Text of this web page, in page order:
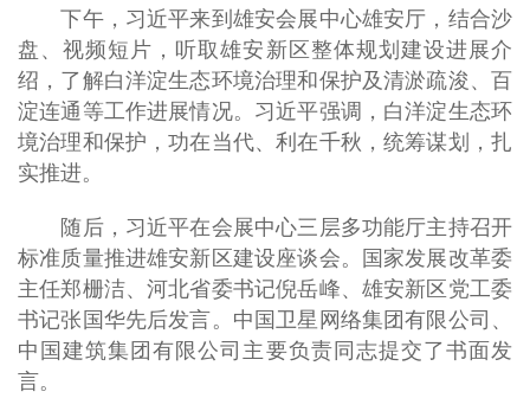
下午，习近平来到雄安会展中心雄安厅，结合沙
盘、视频短片，听取雄安新区整体规划建设进展介
绍，了解白洋淀生态环境治理和保护及清淤疏浚、百
淀连通等工作进展情况。习近平强调，白洋淀生态环
境治理和保护，功在当代、利在千秋，统筹谋划，扎
实推进。
随后，习近平在会展中心三层多功能厅主持召开
标准质量推进雄安新区建设座谈会。国家发展改革委
主任郑栅洁、河北省委书记倪岳峰、雄安新区党工委
书记张国华先后发言。中国卫星网络集团有限公司、
中国建筑集团有限公司主要负责同志提交了书面发
言。